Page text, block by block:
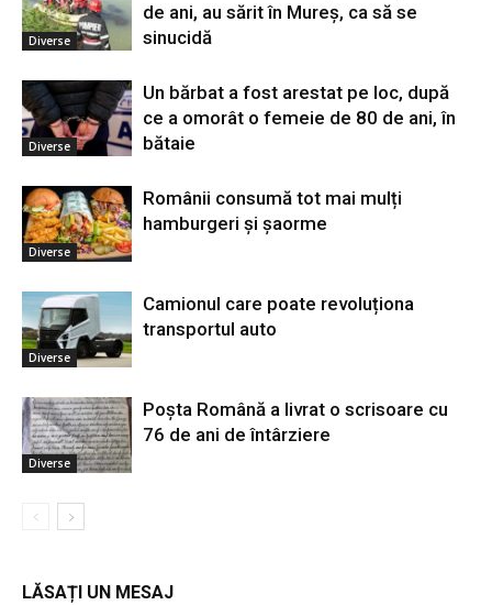
Diverse
de ani, au sărit în Mureș, ca să se
sinucidă
Diverse
Un bărbat a fost arestat pe loc, după
ce a omorât o femeie de 80 de ani, în
bătaie
Diverse
Românii consumă tot mai mulți
hamburgeri și șaorme
Diverse
Camionul care poate revoluționa
transportul auto
Diverse
Poșta Română a livrat o scrisoare cu
76 de ani de întârziere
LĂSAȚI UN MESAJ